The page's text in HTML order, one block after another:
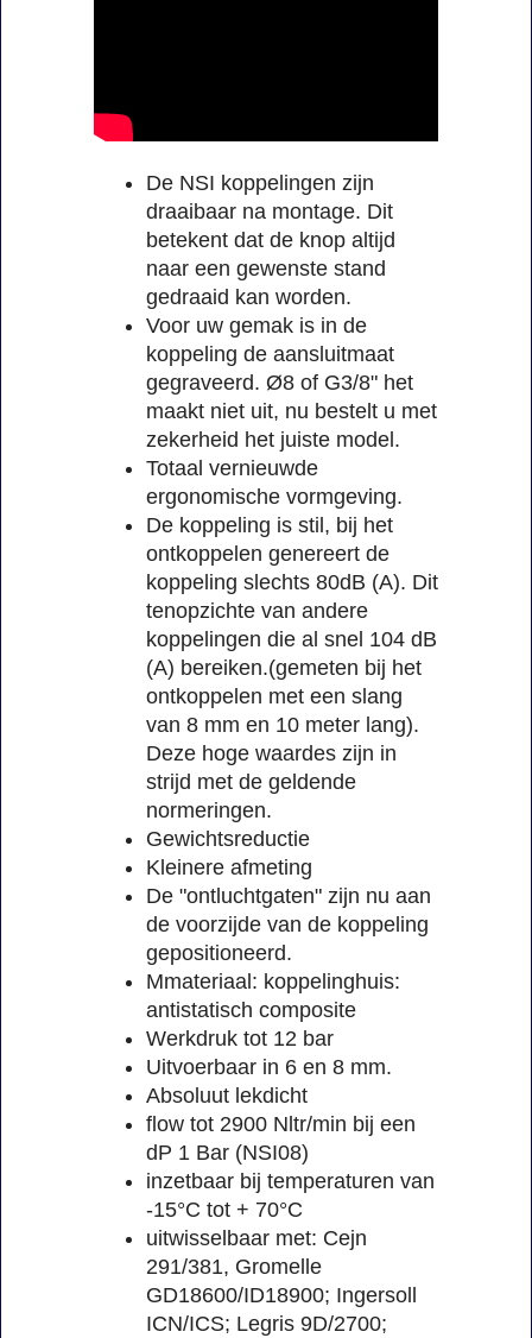
De NSI koppelingen zijn
draaibaar na montage. Dit
betekent dat de knop altijd
naar een gewenste stand
gedraaid kan worden.
Voor uw gemak is in de
koppeling de aansluitmaat
gegraveerd. Ø8 of G3/8" het
maakt niet uit, nu bestelt u met
zekerheid het juiste model.
Totaal vernieuwde
ergonomische vormgeving.
De koppeling is stil, bij het
ontkoppelen genereert de
koppeling slechts 80dB (A). Dit
tenopzichte van andere
koppelingen die al snel 104 dB
(A) bereiken.(gemeten bij het
ontkoppelen met een slang
van 8 mm en 10 meter lang).
Deze hoge waardes zijn in
strijd met de geldende
normeringen.
Gewichtsreductie
Kleinere afmeting
De "ontluchtgaten" zijn nu aan
de voorzijde van de koppeling
gepositioneerd.
Mmateriaal: koppelinghuis:
antistatisch composite
Werkdruk tot 12 bar
Uitvoerbaar in 6 en 8 mm.
Absoluut lekdicht
flow tot 2900 Nltr/min bij een
dP 1 Bar (NSI08)
inzetbaar bij temperaturen van
-15°C tot + 70°C
uitwisselbaar met: Cejn
291/381, Gromelle
GD18600/ID18900; Ingersoll
ICN/ICS; Legris 9D/2700;